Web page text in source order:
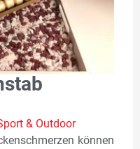
& Outdoor
können